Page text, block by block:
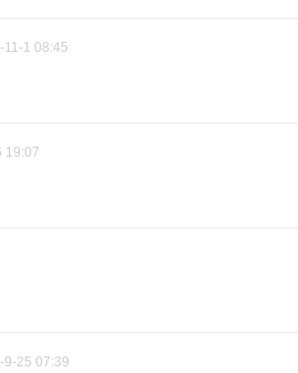
？”
子，我给你钱还不行吗？”许
，道士接住：“小娘子莫要怀
”
士在街上不依不饶追着我
11-1 08:45
19:07
9-25 07:39